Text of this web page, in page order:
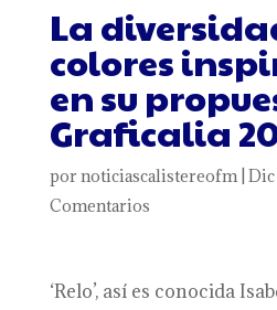
La
colores
en su
Graficalia
por noticiascalistereofm| Dic
Comentarios
‘Relo’, así es conocida